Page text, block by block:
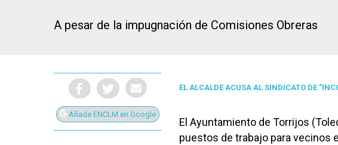
A pesar de la impugnación de Comisiones Obreras
Añade ENCLM en Google
EL ALCALDE ACUSA AL SINDICATO DE
El Ayuntamiento de Torrijos
puestos de trabajo para vecinos